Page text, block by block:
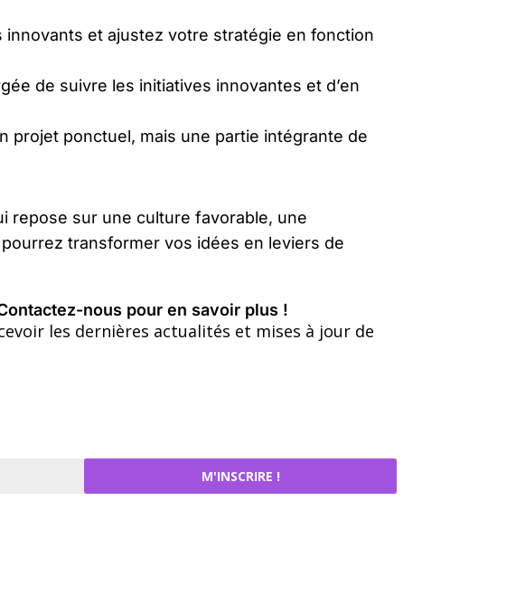
innovants et ajustez votre stratégie en fonction
de suivre les initiatives innovantes et d’en
projet ponctuel, mais une partie intégrante de
repose sur une culture favorable, une
transformer vos idées en leviers de
nous pour en savoir plus !
les dernières actualités et mises à jour de
M'INSCRIRE !